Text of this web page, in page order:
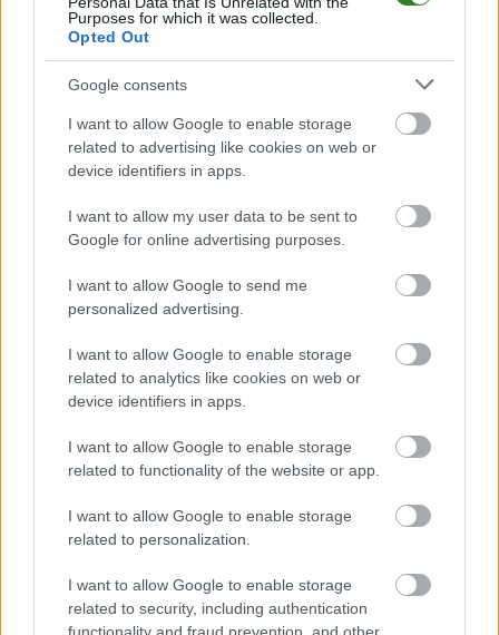
Purposes for which it was collected.
Opted Out
Google consents
I want to allow Google to enable storage
related to advertising like cookies on web or
device identifiers in apps.
I want to allow my user data to be sent to
Google for online advertising purposes.
I want to allow Google to send me
personalized advertising.
I want to allow Google to enable storage
related to analytics like cookies on web or
device identifiers in apps.
I want to allow Google to enable storage
related to functionality of the website or app.
I want to allow Google to enable storage
related to personalization.
I want to allow Google to enable storage
related to security, including authentication
(01.08.2026)
KOMENTARZE
Uwaga!
Teraz komentarze są domyślnie ukryte, aby poprawić
„Zobacz komentarze”, aby je wyświetlić i dołączyć do
dyskusji.
Zobacz komentarze
NASTĘPNY ARTYKUŁ
Błękit Żołynia - Włókniarz Rakszawa
transmisja na żywo. Gdzie oglądać?
(31.05.2026)
Asseco Resovia| Developres Rzeszów |ITA TOOLS Stal Mielec
Cellfast Wilki Krosno|Texom Stal Rzeszów|Stal Mielec